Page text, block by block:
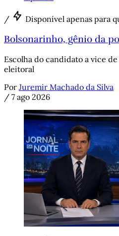
/ Disponível apenas para
Bolsonarinho, gênio da
Escolha do candidato a vice
eleitoral
Por Juremir Machado da Silva
/ 7 ago 2026